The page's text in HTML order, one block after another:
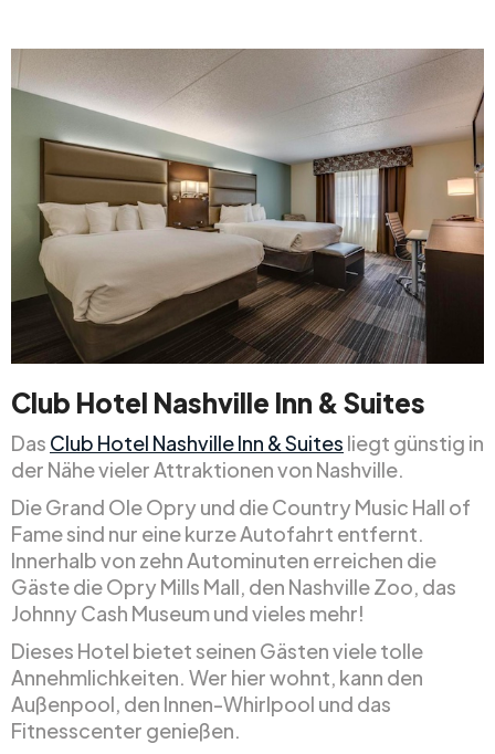
Club Hotel Nashville Inn & Suites
Das Club Hotel Nashville Inn & Suites liegt günstig in
der Nähe vieler Attraktionen von Nashville.
Die Grand Ole Opry und die Country Music Hall of
Fame sind nur eine kurze Autofahrt entfernt.
Innerhalb von zehn Autominuten erreichen die
Gäste die Opry Mills Mall, den Nashville Zoo, das
Johnny Cash Museum und vieles mehr!
Dieses Hotel bietet seinen Gästen viele tolle
Annehmlichkeiten. Wer hier wohnt, kann den
Außenpool, den Innen-Whirlpool und das
Fitnesscenter genießen.